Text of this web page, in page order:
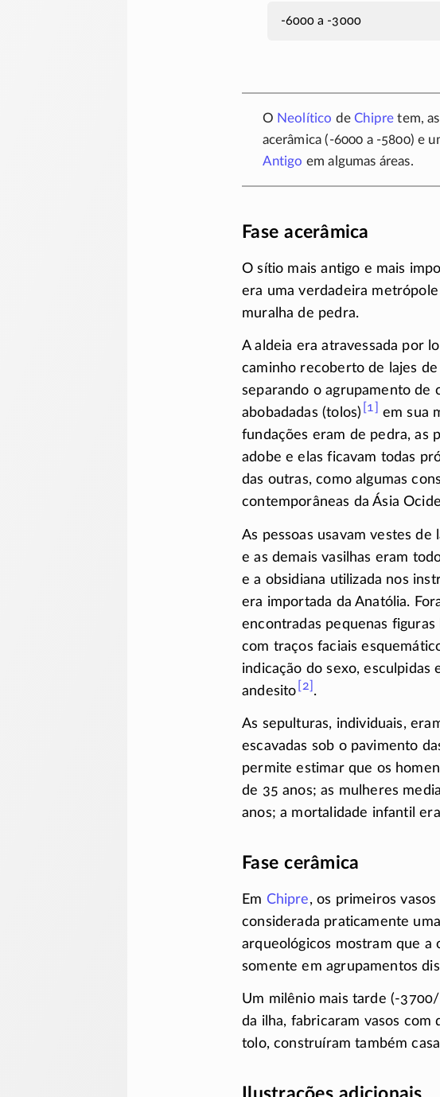
-6000 a -3000
O Neolítico deChipre tem,
acerâmica (-6000 a -5800) e
Antigo em algumas áreas.
Fase acerâmica
O sítio mais antigo e mais
era uma verdadeira
muralha de pedra.
A aldeia era atravessada por
caminho recoberto de lajes de
separando o agrupamento de
abobadadas (tolos) [1] em sua
fundações eram de pedra, as
adobe e elas ficavam todas
das outras, como algumas
contemporâneas da Ásia
As pessoas usavam vestes de
e as demais vasilhas eram
e a obsidiana utilizada nos
era importada da Anatólia.
encontradas pequenas figuras
com traços faciais
indicação do sexo, esculpidas
andesito [2] .
As sepulturas, individuais,
escavadas sob o pavimento
permite estimar que os
de 35 anos; as mulheres
anos; a mortalidade infantil
Fase cerâmica
Em Chipre, os primeiros
considerada praticamente
arqueológicos mostram que a
somente em agrupamentos
Um milênio mais tarde (-
da ilha, fabricaram vasos com
tolo, construíram também